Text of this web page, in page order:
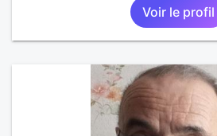
Voir le profil